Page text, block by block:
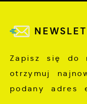
Zapisz się do
otrzymuj
podany adres